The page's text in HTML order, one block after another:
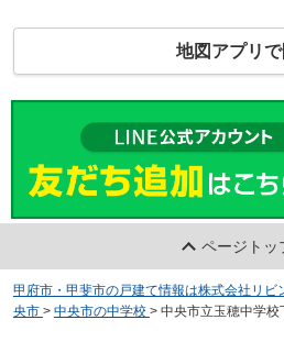
地図アプリで
ページトッ
甲府市・甲斐市の戸建て情報は株式会社リビ
央市 > 中央市の中学校 > 中央市立玉穂中学校